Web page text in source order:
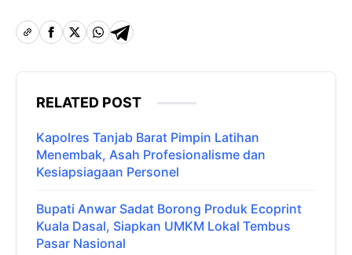
RELATED POST
Kapolres Tanjab Barat Pimpin Latihan
Menembak, Asah Profesionalisme dan
Kesiapsiagaan Personel
Bupati Anwar Sadat Borong Produk Ecoprint
Kuala Dasal, Siapkan UMKM Lokal Tembus
Pasar Nasional